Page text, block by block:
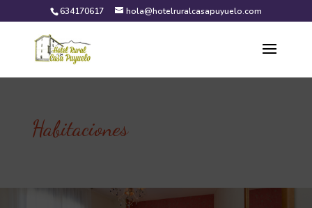
634170617 hola@hotelruralcasapuyuelo.com
Habitaciones